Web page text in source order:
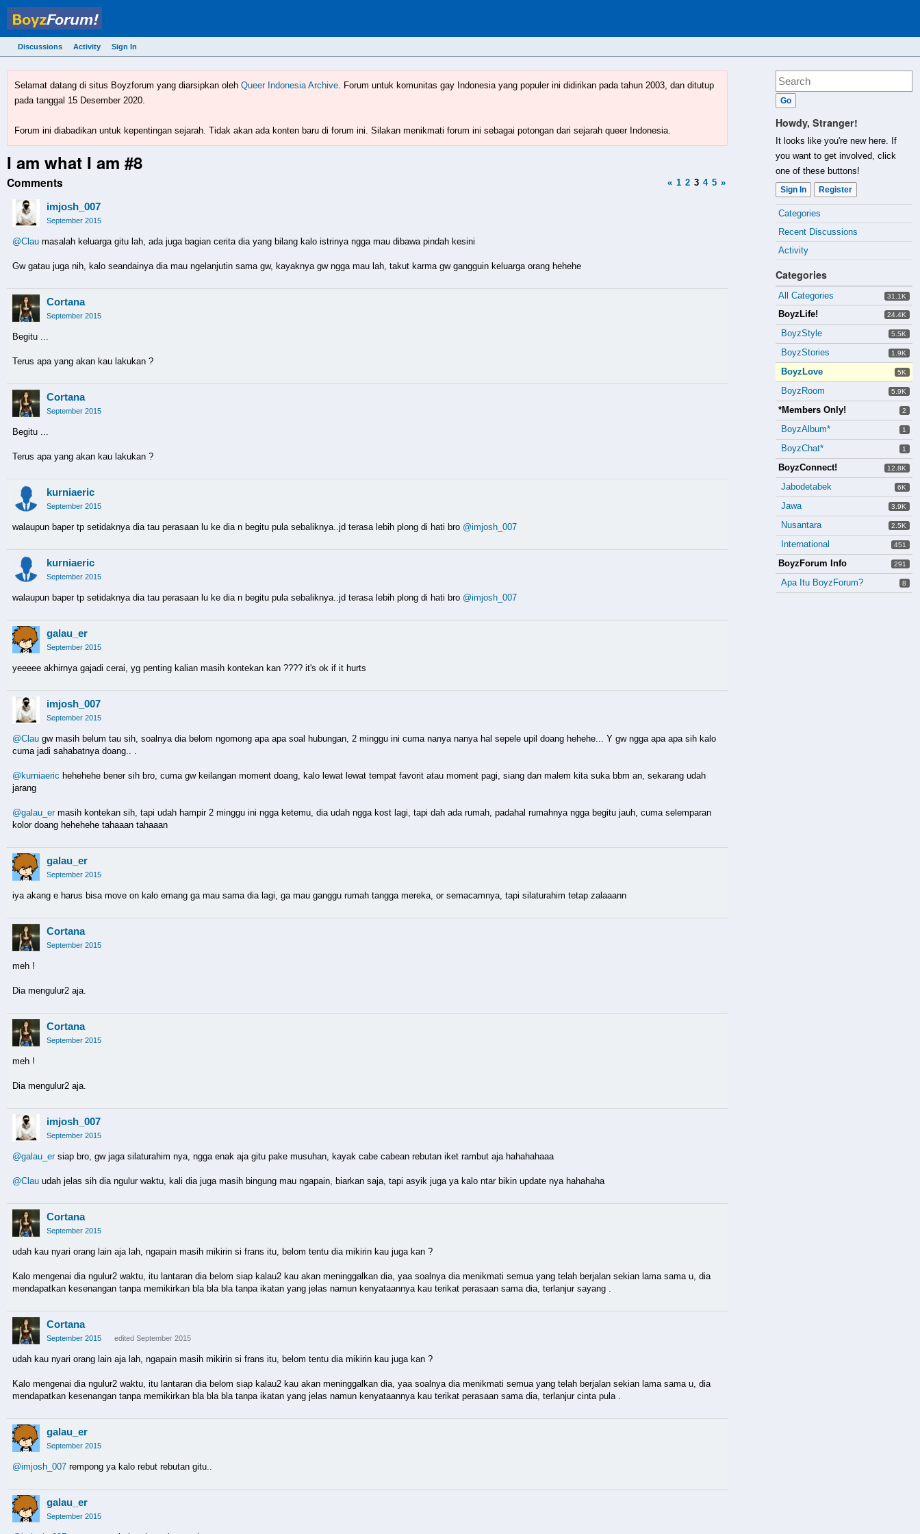
Discussions Activity Sign In
Howdy, Stranger!
It looks like you're new here. If
you want to get involved, click
one of these buttons!
Sign In Register
Quick
Links
Categories
Recent Discussions
Activity
Categories
31.1K
All Categories
24.4K
BoyzLife!
5.5K
BoyzStyle
1.9K
BoyzStories
5K
BoyzLove
5.9K
BoyzRoom
2
*Members Only!
1
BoyzAlbum*
1
BoyzChat*
12.8K
BoyzConnect!
6K
Jabodetabek
3.9K
Jawa
2.5K
Nusantara
451
International
291
BoyzForum Info
8
Apa Itu BoyzForum?
Selamat datang di situs Boyzforum yang diarsipkan oleh Queer Indonesia Archive. Forum untuk komunitas gay Indonesia yang populer ini didirikan pada tahun 2003, dan ditutup
pada tanggal 15 Desember 2020.
Forum ini diabadikan untuk kepentingan sejarah. Tidak akan ada konten baru di forum ini. Silakan menikmati forum ini sebagai potongan dari sejarah queer Indonesia.
I am what I am #8
« 1 2 3 4 5 »
Comments
imjosh_007
September 2015
@Clau masalah keluarga gitu lah, ada juga bagian cerita dia yang bilang kalo istrinya ngga mau dibawa pindah kesini
Gw gatau juga nih, kalo seandainya dia mau ngelanjutin sama gw, kayaknya gw ngga mau lah, takut karma gw gangguin keluarga orang hehehe
Cortana
September 2015
Begitu ...
Terus apa yang akan kau lakukan ?
Cortana
September 2015
Begitu ...
Terus apa yang akan kau lakukan ?
kurniaeric
September 2015
walaupun baper tp setidaknya dia tau perasaan lu ke dia n begitu pula sebaliknya..jd terasa lebih plong di hati bro @imjosh_007
kurniaeric
September 2015
walaupun baper tp setidaknya dia tau perasaan lu ke dia n begitu pula sebaliknya..jd terasa lebih plong di hati bro @imjosh_007
galau_er
September 2015
yeeeee akhirnya gajadi cerai, yg penting kalian masih kontekan kan ???? it's ok if it hurts
imjosh_007
September 2015
@Clau gw masih belum tau sih, soalnya dia belom ngomong apa apa soal hubungan, 2 minggu ini cuma nanya nanya hal sepele upil doang hehehe... Y gw ngga apa apa sih kalo
cuma jadi sahabatnya doang.. .
@kurniaeric hehehehe bener sih bro, cuma gw keilangan moment doang, kalo lewat lewat tempat favorit atau moment pagi, siang dan malem kita suka bbm an, sekarang udah
jarang
@galau_ermasih kontekan sih, tapi udah hampir 2 minggu ini ngga ketemu, dia udah ngga kost lagi, tapi dah ada rumah, padahal rumahnya ngga begitu jauh, cuma selemparan
kolor doang hehehehe tahaaan tahaaan
galau_er
September 2015
iya akang e harus bisa move on kalo emang ga mau sama dia lagi, ga mau ganggu rumah tangga mereka, or semacamnya, tapi silaturahim tetap zalaaann
Cortana
September 2015
meh !
Dia mengulur2 aja.
Cortana
September 2015
meh !
Dia mengulur2 aja.
imjosh_007
September 2015
@galau_ersiap bro, gw jaga silaturahim nya, ngga enak aja gitu pake musuhan, kayak cabe cabean rebutan iket rambut aja hahahahaaa
@Clau udah jelas sih dia ngulur waktu, kali dia juga masih bingung mau ngapain, biarkan saja, tapi asyik juga ya kalo ntar bikin update nya hahahaha
Cortana
September 2015
udah kau nyari orang lain aja lah, ngapain masih mikirin si frans itu, belom tentu dia mikirin kau juga kan ?
Kalo mengenai dia ngulur2 waktu, itu lantaran dia belom siap kalau2 kau akan meninggalkan dia, yaa soalnya dia menikmati semua yang telah berjalan sekian lama sama u, dia
mendapatkan kesenangan tanpa memikirkan bla bla bla tanpa ikatan yang jelas namun kenyataannya kau terikat perasaan sama dia, terlanjur sayang .
Cortana
September 2015 edited September 2015
udah kau nyari orang lain aja lah, ngapain masih mikirin si frans itu, belom tentu dia mikirin kau juga kan ?
Kalo mengenai dia ngulur2 waktu, itu lantaran dia belom siap kalau2 kau akan meninggalkan dia, yaa soalnya dia menikmati semua yang telah berjalan sekian lama sama u, dia
mendapatkan kesenangan tanpa memikirkan bla bla bla tanpa ikatan yang jelas namun kenyataannya kau terikat perasaan sama dia, terlanjur cinta pula .
galau_er
September 2015
@imjosh_007 rempong ya kalo rebut rebutan gitu..
galau_er
September 2015